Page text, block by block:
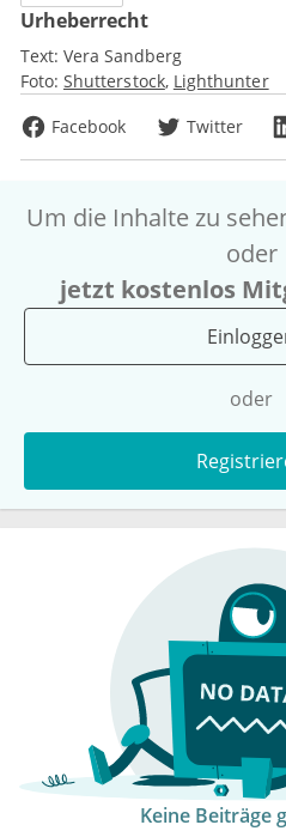
Urheberrecht
Text: Vera Sandberg
Foto: Shutterstock Lighthunter
Facebook
Twitter
Um die Inhalte zu
oder
jetzt kostenlos
oder
Keine Beiträge